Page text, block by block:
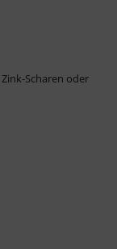
Scharen oder